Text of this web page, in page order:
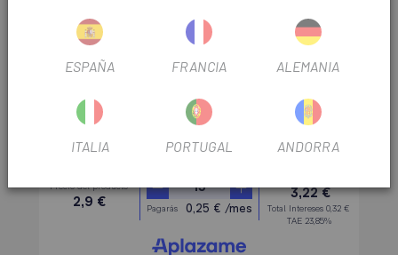
Sin Stock
AVÍSAME CUANDO ESTÉ DISPONIBLE
ESPAÑA FRANCIA ALEMANIA
ITALIA PORTUGAL ANDORRA